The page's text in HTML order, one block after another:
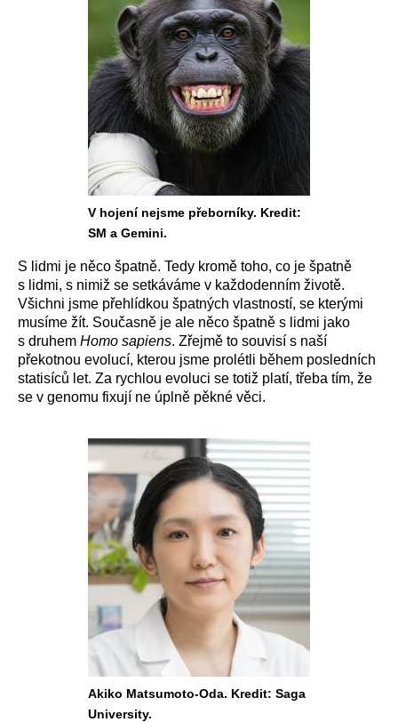
V hojení nejsme přeborníky. Kredit:
SM a Gemini.
S lidmi je něco špatně. Tedy kromě toho, co je špatně
s lidmi, s nimiž se setkáváme v každodenním životě.
Všichni jsme přehlídkou špatných vlastností, se kterými
musíme žít. Současně je ale něco špatně s lidmi jako
s druhem Homo sapiens. Zřejmě to souvisí s naší
překotnou evolucí, kterou jsme prolétli během posledních
statisíců let. Za rychlou evoluci se totiž platí, třeba tím, že
se v genomu fixují ne úplně pěkné věci.
Akiko Matsumoto-Oda. Kredit: Saga
University.